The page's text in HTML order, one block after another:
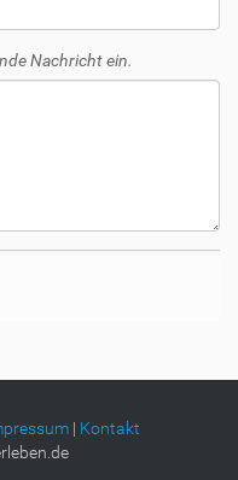
Nachricht ein.
| Kontakt